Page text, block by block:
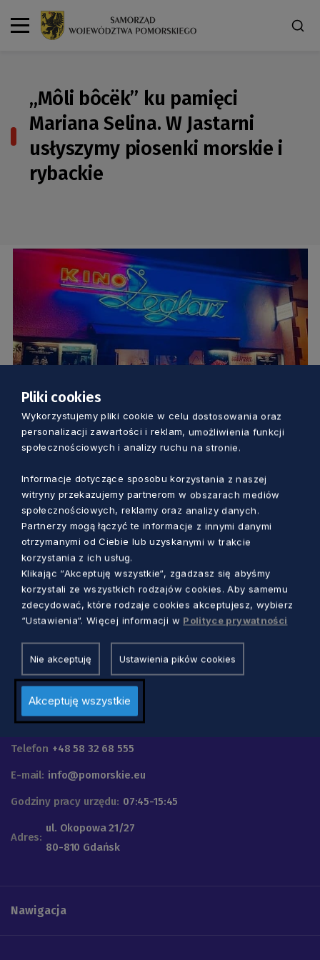
„Môli bôcëk” ku pamięci
Mariana Selina. W Jastarni
usłyszymy piosenki morskie i
rybackie
KULTURA
W Jastarni usłyszymy piosenki morskie i
rybackie
Marcin Szumny
Urząd Marszałkowski
Województwa Pomorskiego
Telefon +48 58 32 68 555
E-mail: info@pomorskie.eu
Godziny pracy urzędu: 07:45-15:45
Adres:
ul. Okopowa 21/27
80-810 Gdańsk
Nawigacja
Pliki cookies
Wykorzystujemy pliki cookie w celu dostosowania oraz
personalizacji zawartości i reklam, umożliwienia funkcji
społecznościowych i analizy ruchu na stronie.
Informacje dotyczące sposobu korzystania z naszej
witryny przekazujemy partnerom w obszarach mediów
społecznościowych, reklamy oraz analizy danych.
Partnerzy mogą łączyć te informacje z innymi danymi
otrzymanymi od Ciebie lub uzyskanymi w trakcie
korzystania z ich usług.
Klikając “Akceptuję wszystkie“, zgadzasz się abyśmy
korzystali ze wszystkich rodzajów cookies. Aby samemu
zdecydować, które rodzaje cookies akceptujesz, wybierz
“Ustawienia“. Więcej informacji w Polityce prywatności
Nie akceptuję Ustawienia pików cookies
Akceptuję wszystkie